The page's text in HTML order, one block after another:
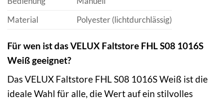
Material
Polyester (lichtdurchlässig)
Für wen ist das VELUX Faltstore FHL S08 1016S
Weiß geeignet?
Das VELUX Faltstore FHL S08 1016S Weiß ist die
ideale Wahl für alle, die Wert auf ein stilvolles